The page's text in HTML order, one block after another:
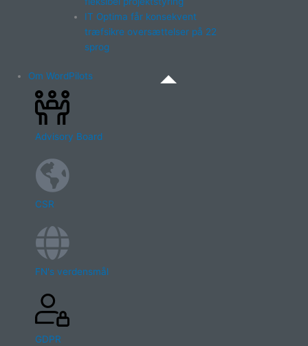
IT Optima får konsekvent
træfsikre oversættelser på 22
sprog
Om WordPilots
Advisory Board
CSR
FN's verdensmål
GDPR